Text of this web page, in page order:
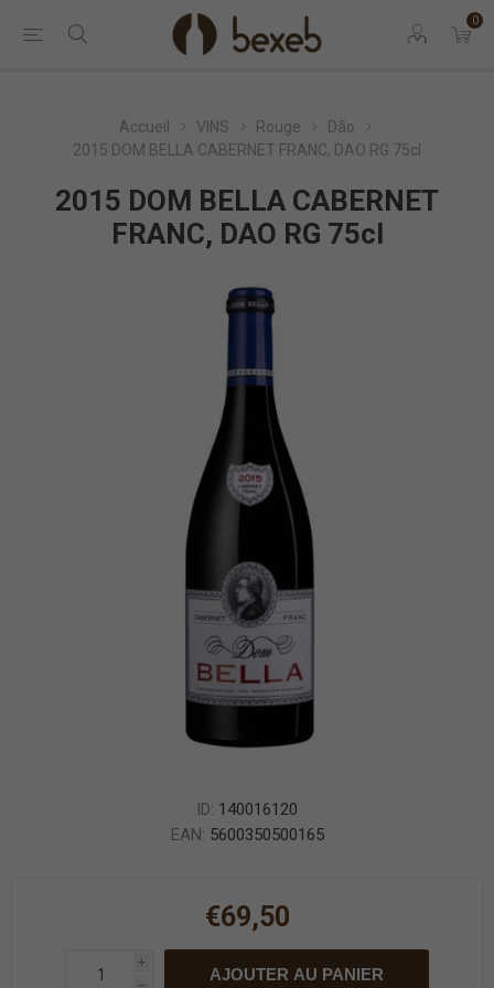
0
Accueil VINS Rouge
Dão
2015 DOM BELLA CABERNET FRANC, DAO RG 75cl
2015 DOM BELLA CABERNET
FRANC, DAO RG 75cl
ID: 140016120
EAN: 5600350500165
€69,50
i
h
AJOUTER AU PANIER